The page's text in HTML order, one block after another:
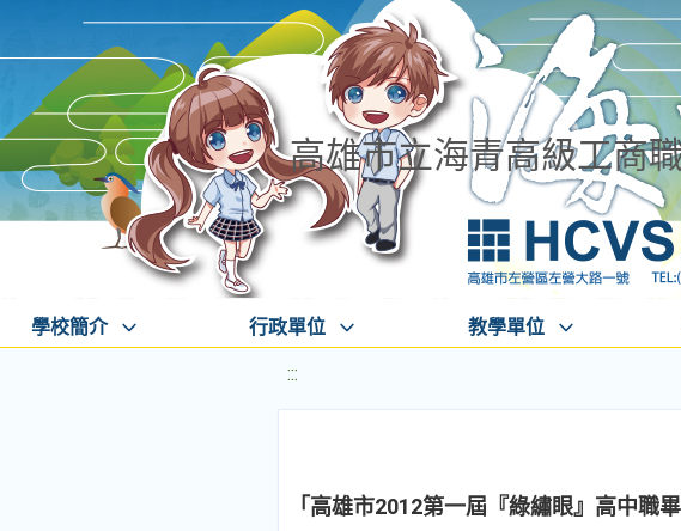
高雄市立海青高級工商
學校簡介 行政單位 教學單位
:::
「高雄市2012第一屆『綠繡眼』高中職